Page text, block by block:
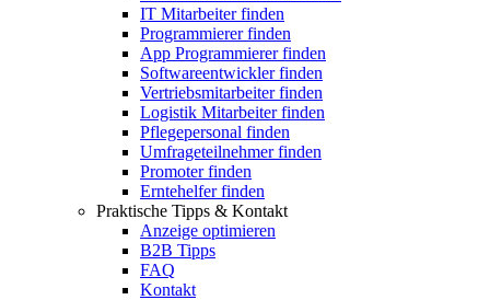
IT Mitarbeiter finden
Programmierer finden
App Programmierer finden
Softwareentwickler finden
Vertriebsmitarbeiter finden
Logistik Mitarbeiter finden
Pflegepersonal finden
Umfrageteilnehmer finden
Promoter finden
Erntehelfer finden
Praktische Tipps & Kontakt
Anzeige optimieren
B2B Tipps
FAQ
Kontakt